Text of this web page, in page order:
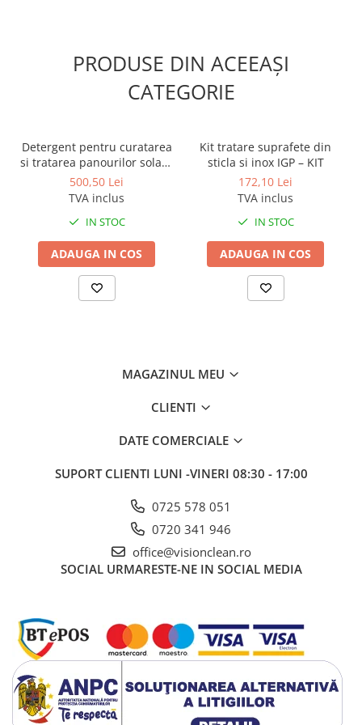
Accesorii hoteliere
Carucioare camerista hotel
Gama de cosmetice hoteliere Black
Tie
Gama de cosmetice hoteliere
Gama de cosmetice hoteliere Dove
Gama de cosmetice hoteliere
Holiday Care
Gama de cosmetice hoteliere I Am
Gama de cosmetice hoteliere
Gama de cosmetice hoteliere Sense
Papuci hotelieri
Echipamente Persoane Dizabilitati
Cosuri gunoi interior
Intretinere panouri solare
Detergenti panouri solare
Echipamente panouri solare
Pachete Promo
Presuri industriale
PRODUSE DIN ACEEAȘI
CATEGORIE
Detergent pentru curatarea
si tratarea panourilor solare
Solar Wash Protect 50, 5L
500,50 Lei
TVA inclus
IN STOC
ADAUGA IN COS
Kit tratare suprafete din
sticla si inox IGP – KIT
172,10 Lei
TVA inclus
IN STOC
ADAUGA IN COS
MAGAZINUL MEU
CLIENTI
DATE COMERCIALE
SUPORT CLIENTI LUNI -VINERI 08:30 - 17:00
0725 578 051
0720 341 946
office@visionclean.ro
SOCIAL URMARESTE-NE IN SOCIAL MEDIA